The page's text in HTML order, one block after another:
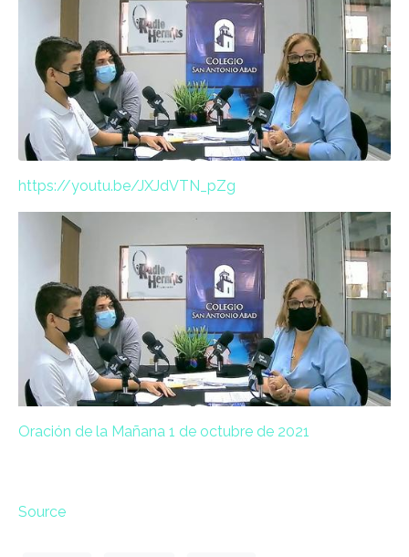
https://youtu.be/JXJdVTN_pZg
Oración de la Mañana 1 de octubre de 2021
Source